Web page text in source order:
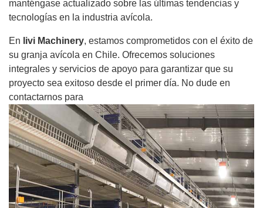
manténgase actualizado sobre las últimas tendencias y
tecnologías en la industria avícola.
En livi Machinery, estamos comprometidos con el éxito de
su granja avícola en Chile. Ofrecemos soluciones
integrales y servicios de apoyo para garantizar que su
proyecto sea exitoso desde el primer día. No dude en
contactarnos para